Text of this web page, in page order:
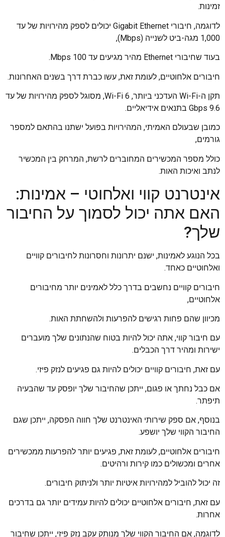
זמינות.
לדוגמה, חיבורי Gigabit Ethernet יכולים לספק מהירויות של עד
1,000 מגה-ביט לשנייה (Mbps),
בעוד שחיבורי Ethernet מהיר מגיעים עד 100 Mbps.
חיבורים אלחוטיים, לעומת זאת, עשו כברת דרך בשנים האחרונות.
תקן ה-Wi-Fi העדכני ביותר, Wi-Fi 6, מסוגל לספק מהירויות של עד
9.6 Gbps בתנאים אידיאליים.
כמובן שבעולם האמיתי, המהירויות בפועל ישתנו בהתאם למספר
גורמים,
כולל מספר המכשירים המחוברים לרשת, המרחק בין המכשיר
לנתב ואיכות האות.
אינטרנט קווי ואלחוטי – אמינות:
האם אתה יכול לסמוך על החיבור
שלך?
בכל הנוגע לאמינות, ישנם יתרונות וחסרונות לחיבורים קוויים
ואלחוטיים כאחד.
חיבורים קוויים נחשבים בדרך כלל לאמינים יותר מחיבורים
אלחוטיים,
מכיוון שהם פחות רגישים להפרעות ולהשחתת האות.
עם חיבור קווי, אתה יכול להיות בטוח שהנתונים שלך מועברים
ישירות ומהיר דרך הכבלים.
עם זאת, חיבורים קוויים יכולים להיות גם פגיעים לנזק פיזי.
אם כבל נחתך או פגום, ייתכן שהחיבור שלך יופסק עד שהבעיה
תיפתר.
בנוסף, אם ספק שירותי האינטרנט שלך חווה הפסקה, ייתכן שגם
החיבור הקווי שלך יושפע.
חיבורים אלחוטיים, לעומת זאת, פגיעים יותר להפרעות ממכשירים
אחרים ומכשולים כמו קירות ורהיטים.
זה יכול להוביל למהירויות איטיות יותר ולניתוק חיבורים.
עם זאת, חיבורים אלחוטיים יכולים להיות עמידים יותר גם בדרכים
אחרות.
לדוגמה, אם החיבור הקווי שלך מנותק עקב נזק פיזי, ייתכן שחיבור